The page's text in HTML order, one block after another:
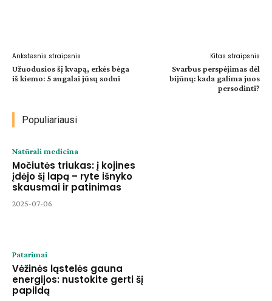
Ankstesnis straipsnis
Užuodusios šį kvapą, erkės bėga
iš kiemo: 5 augalai jūsų sodui
Kitas straipsnis
Svarbus perspėjimas dėl
bijūnų: kada galima juos
persodinti?
Populiariausi
Natūrali medicina
Močiutės triukas: į kojines
įdėjo šį lapą – ryte išnyko
skausmai ir patinimas
2025-07-06
Patarimai
Vėžinės ląstelės gauna
energijos: nustokite gerti šį
papildą